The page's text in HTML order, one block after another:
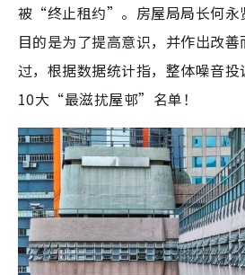
被“终止租约”。房屋局局长何
目的是为了提高意识，并作出改
过，根据数据统计指，整体噪音
10大“最滋扰屋邨”名单！